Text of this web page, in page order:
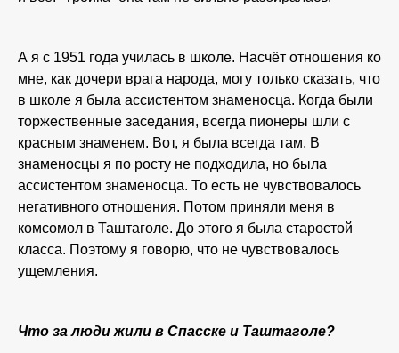
А я с 1951 года училась в школе. Насчёт отношения ко
мне, как дочери врага народа, могу только сказать, что
в школе я была ассистентом знаменосца. Когда были
торжественные заседания, всегда пионеры шли с
красным знаменем. Вот, я была всегда там. В
знаменосцы я по росту не подходила, но была
ассистентом знаменосца. То есть не чувствовалось
негативного отношения. Потом приняли меня в
комсомол в Таштаголе. До этого я была старостой
класса. Поэтому я говорю, что не чувствовалось
ущемления.
Что за люди жили в Спасске и Таштаголе?